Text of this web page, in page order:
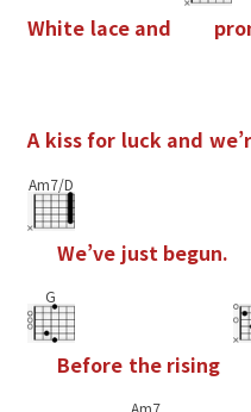
White lace and pro
A kissfor luck and we’r
Am7/D
We’ve just begun.
G
Before the rising